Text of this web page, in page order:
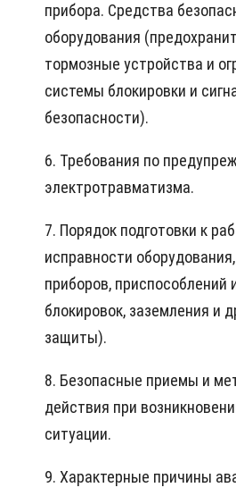
прибора. Средства
оборудования
тормозные устройства и
системы блокировки и
безопасности).
6. Требования по
электротравматизма.
7. Порядок подготовки к
исправности
приборов, приспособлений
блокировок, заземления и
защиты).
8. Безопасные приемы и
действия при
ситуации.
9. Характерные причины